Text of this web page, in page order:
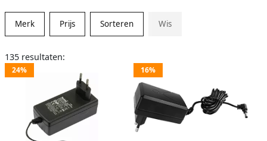
Merk Prijs Sorteren Wis
135 resultaten:
24% 16%